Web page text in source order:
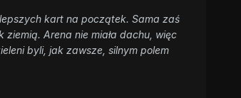
kart na początek. Sama zaś
Arena nie miała dachu, więc
byli, jak zawsze, silnym polem